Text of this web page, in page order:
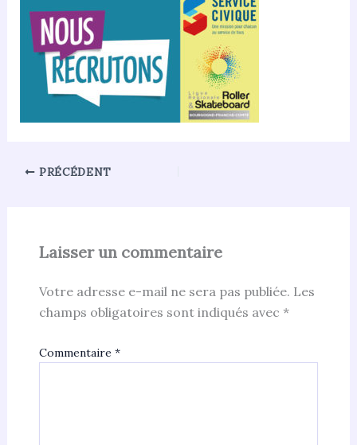
PRÉCÉDENT
Laisser un commentaire
Votre adresse e-mail ne sera pas publiée. Les
champs obligatoires sont indiqués avec *
Commentaire *